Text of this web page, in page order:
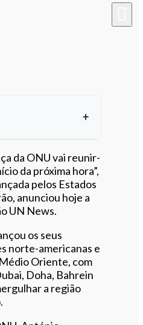
artigo
da ONU vai reunir-
da próxima hora”,
pelos Estados
anunciou hoje a
UN News.
os seus
norte-americanas e
Oriente, com
Doha, Bahrein
a região